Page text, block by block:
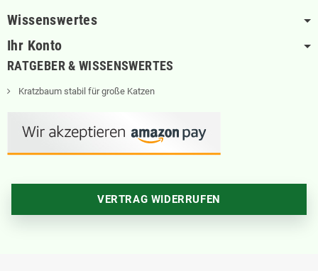
Wissenswertes
Ihr Konto
RATGEBER & WISSENSWERTES
Kratzbaum stabil für große Katzen
VERTRAG WIDERRUFEN